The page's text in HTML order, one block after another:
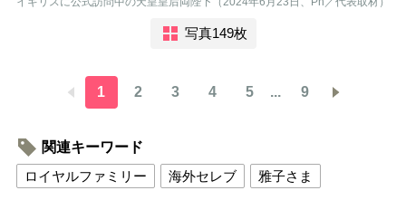
写真149枚
1 2 3 4 5 ... 9
関連キーワード
ロイヤルファミリー
海外セレブ 雅子さま